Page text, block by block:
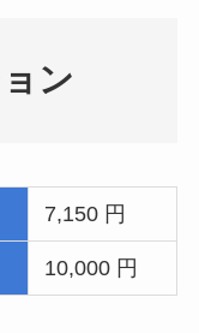
ン
7,150 円
10,000 円